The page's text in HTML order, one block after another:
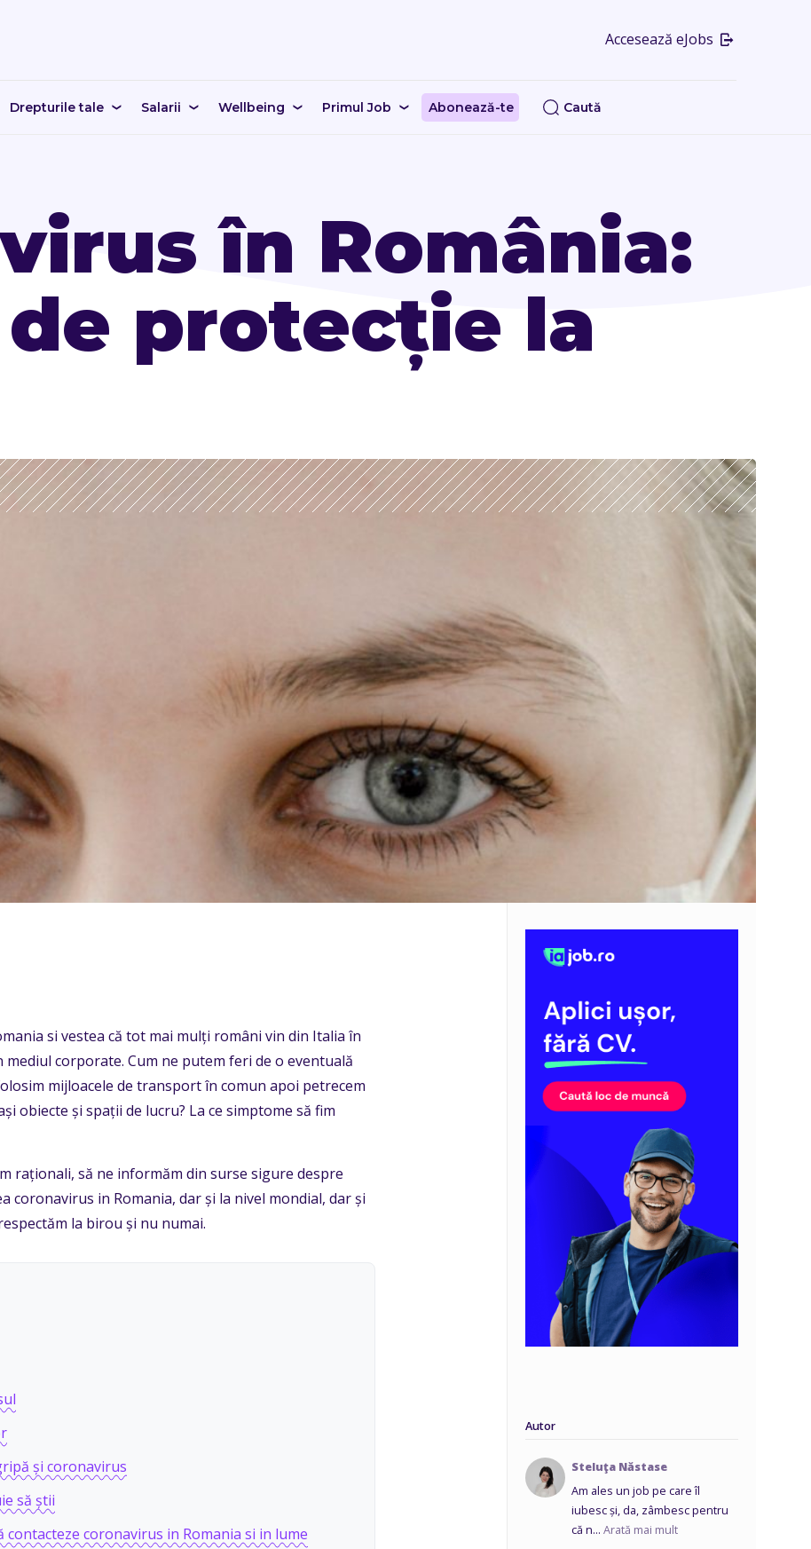
Accesează eJobs
Drepturile tale Salarii Wellbeing Primul Job Abonează-te Caută
în România:
protecție la
si vestea că tot mai mulți români vin din Italia în
corporate. Cum ne putem feri de o eventuală
mijloacele de transport în comun apoi petrecem
obiecte și spații de lucru? La ce simptome să fim
raționali, să ne informăm din surse sigure despre
coronavirus in Romania, dar și la nivel mondial, dar și
la birou și nu numai.
și coronavirus
să știi
contacteze coronavirus in Romania si in lume
Autor
Steluţa Năstase
Am ales un job pe care îl
iubesc și, da, zâmbesc pentru
că n...Arată mai mult